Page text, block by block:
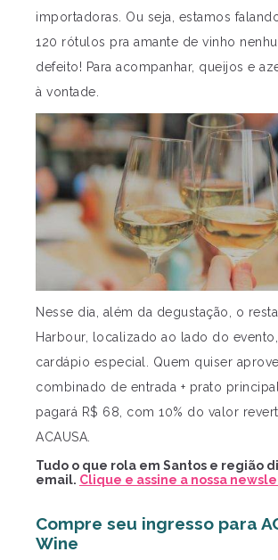
importadoras. Ou seja, estamos
120 rótulos pra amante de vinho
defeito! Para acompanhar, queijos e
à vontade.
Nesse dia, além da degustação, o
Harbour, localizado ao lado do
cardápio especial. Quem quiser
combinado de entrada + prato
pagará R$ 68, com 10% do valor
ACAUSA.
Tudo o que rola em Santos e região
email. Clique e assine a nossa
Compre seu ingresso para
Wine